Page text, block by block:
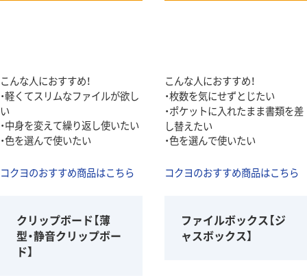
こんな人におすすめ！
・軽くてスリムなファイルが欲し
い
・中身を変えて繰り返し使いたい
・色を選んで使いたい
コクヨのおすすめ商品はこちら
こんな人におすすめ！
・枚数を気にせずとじたい
・ポケットに入れたまま書類を差
し替えたい
・色を選んで使いたい
コクヨのおすすめ商品はこちら
クリップボード【薄
型・静音クリップボー
ド】
ファイルボックス【ジ
ャスボックス】